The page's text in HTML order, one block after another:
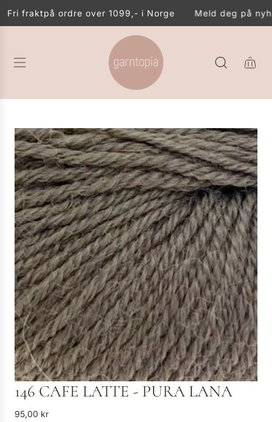
N
Fri fraktpå ordre over 1099,- i Norge Meld deg på
146 CAFE LATTE - PURA LANA
V
95,00 kr